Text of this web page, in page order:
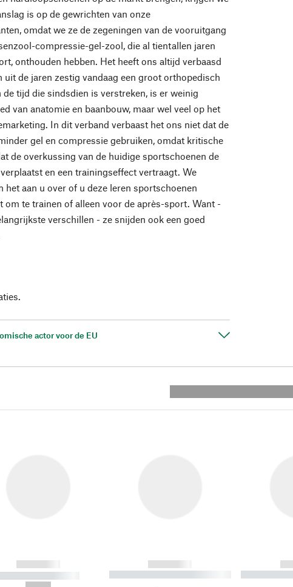
is op de gewrichten van onze
omdat we ze de zegeningen van de vooruitgang
compressie-gel-zool, die al tientallen jaren
onthouden hebben. Het heeft ons altijd verbaasd
uit de jaren zestig vandaag een groot orthopedisch
tijd die sindsdien is verstreken, is er weinig
van anatomie en baanbouw, maar wel veel op het
In dit verband verbaast het ons niet dat de
gel en compressie gebruiken, omdat kritische
de overkussing van de huidige sportschoenen de
en een trainingseffect vertraagt. We
het aan u over of u deze leren sportschoenen
om te trainen of alleen voor de après-sport. Want -
verschillen - ze snijden ook een goed
actor voor de EU
------------
-----------
------------
----------- ----------- ----------
-----------